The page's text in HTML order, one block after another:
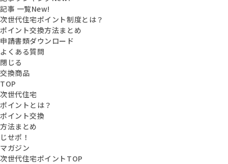
記事 一覧New!
次世代住宅ポイント制度とは？
ポイント交換方法まとめ
申請書類ダウンロード
よくある質問
閉じる
交換商品
TOP
次世代住宅
ポイントとは？
ポイント交換
方法まとめ
じせポ！
マガジン
次世代住宅ポイントTOP